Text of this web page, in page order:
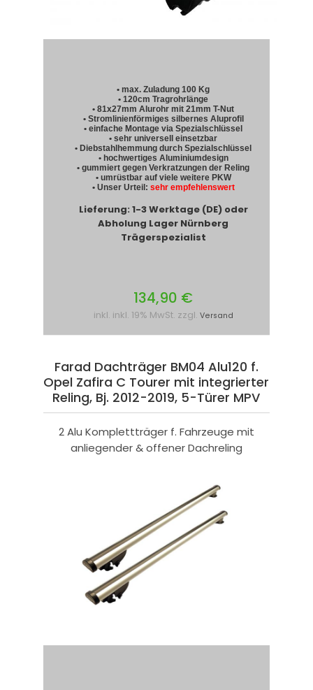
• max. Zuladung 100 Kg
• 120cm Tragrohrlänge
• 81x27mm Alurohr mit 21mm T-Nut
• Stromlinienförmiges silbernes Aluprofil
• einfache Montage via Spezialschlüssel
• sehr universell einsetzbar
• Diebstahlhemmung durch Spezialschlüssel
• hochwertiges Aluminiumdesign
• gummiert gegen Verkratzungen der Reling
• umrüstbar auf viele weitere PKW
• Unser Urteil: sehr empfehlenswert
Lieferung: 1-3 Werktage (DE) oder
Abholung Lager Nürnberg
Trägerspezialist
134,90 €
inkl. inkl. 19% MwSt. zzgl. Versand
Farad Dachträger BM04 Alu120 f.
Opel Zafira C Tourer mit integrierter
Reling, Bj. 2012-2019, 5-Türer MPV
2 Alu Komplettträger f. Fahrzeuge mit
anliegender & offener Dachreling